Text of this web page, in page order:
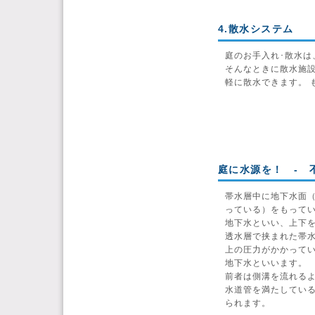
4.散水システム
庭のお手入れ･散水
そんなときに散水施
軽に散水できます。
庭に水源を！ -
帯水層中に地下水面
っている）をもって
地下水といい、上下
透水層で挟まれた帯
上の圧力がかかって
地下水といいます。
前者は側溝を流れる
水道管を満たしてい
られます。